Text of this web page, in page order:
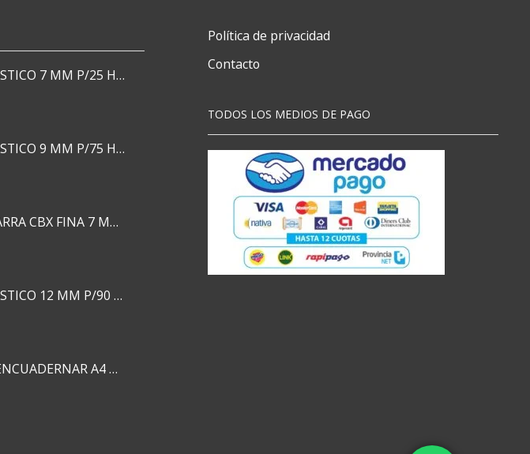
ESPIRAL PLASTICO 7 MM P/25 HJS X50x3000
ESPIRAL PLASTICO 9 MM P/75 HJS X50X2400
SILICONA BARRA CBX FINA 7 MM 28 CM
ESPIRAL PLASTICO 12 MM P/90 HJS X50X1500
TAPA PARA ENCUADERNAR A4 TRANSP x50x500
Política de privacidad
Contacto
TODOS LOS MEDIOS DE PAGO